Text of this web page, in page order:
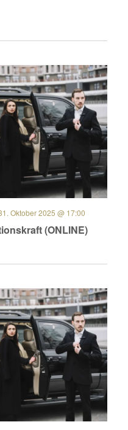
(ONLINE)
Oktober 2025 @ 17:00